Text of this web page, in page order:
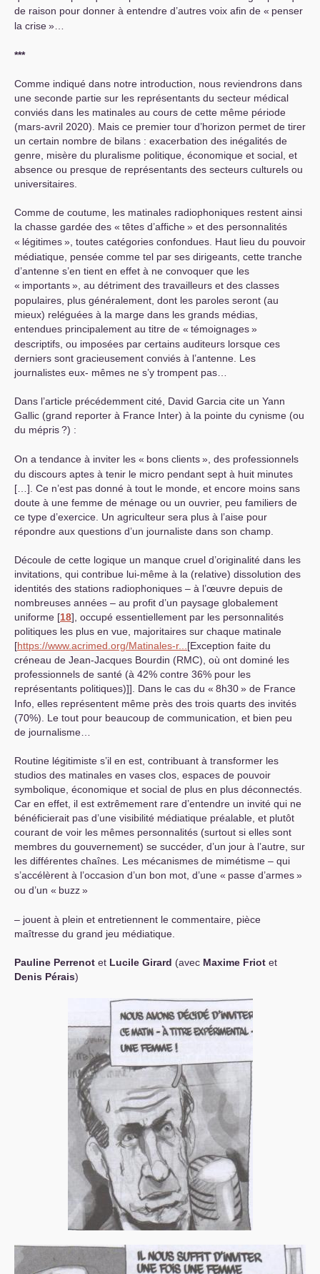
de raison pour donner à entendre d’autres voix afin de « penser
la crise»…
***
Comme indiqué dans notre introduction, nous reviendrons dans
une seconde partie sur les représentants du secteur médical
conviés dans les matinales au cours de cette même période
(mars-avril 2020). Mais ce premier tour d’horizon permet de tirer
un certain nombre de bilans : exacerbation des inégalités de
genre, misère du pluralisme politique, économique et social, et
absence ou presque de représentants des secteurs culturels ou
universitaires.
Comme de coutume, les matinales radiophoniques restent ainsi
la chasse gardée des « têtes d’affiche» et des personnalités
« légitimes», toutes catégories confondues. Haut lieu du pouvoir
médiatique, pensée comme tel par ses dirigeants, cette tranche
d’antenne s’en tient en effet à ne convoquer que les
« importants», au détriment des travailleurs et des classes
populaires, plus généralement, dont les paroles seront (au
mieux) reléguées à la marge dans les grands médias,
entendues principalement au titre de « témoignages»
descriptifs, ou imposées par certains auditeurs lorsque ces
derniers sont gracieusement conviés à l’antenne. Les
journalistes eux- mêmes ne s’y trompent pas…
Dans l’article précédemment cité, David Garcia cite un Yann
Gallic (grand reporter à France Inter) à la pointe du cynisme (ou
du mépris?) :
On a tendance à inviter les « bons clients», des professionnels
du discours aptes à tenir le micro pendant sept à huit minutes
[…]. Ce n’est pas donné à tout le monde, et encore moins sans
doute à une femme de ménage ou un ouvrier, peu familiers de
ce type d’exercice. Un agriculteur sera plus à l’aise pour
répondre aux questions d’un journaliste dans son champ.
Découle de cette logique un manque cruel d’originalité dans les
invitations, qui contribue lui-même à la (relative) dissolution des
identités des stations radiophoniques – à l’œuvre depuis de
nombreuses années – au profit d’un paysage globalement
uniforme [18] , occupé essentiellement par les personnalités
politiques les plus en vue, majoritaires sur chaque matinale
[https://www.acrimed.org/Matinales-r... [Exception faite du
créneau de Jean-Jacques Bourdin (RMC), où ont dominé les
professionnels de santé (à 42% contre 36% pour les
représentants politiques)]]. Dans le cas du « 8h30» de France
Info, elles représentent même près des trois quarts des invités
(70%). Le tout pour beaucoup de communication, et bien peu
de journalisme…
Routine légitimiste s’il en est, contribuant à transformer les
studios des matinales en vases clos, espaces de pouvoir
symbolique, économique et social de plus en plus déconnectés.
Car en effet, il est extrêmement rare d’entendre un invité qui ne
bénéficierait pas d’une visibilité médiatique préalable, et plutôt
courant de voir les mêmes personnalités (surtout si elles sont
membres du gouvernement) se succéder, d’un jour à l’autre, sur
les différentes chaînes. Les mécanismes de mimétisme – qui
s’accélèrent à l’occasion d’un bon mot, d’une « passe d’armes»
ou d’un « buzz»
– jouent à plein et entretiennent le commentaire, pièce
maîtresse du grand jeu médiatique.
Pauline Perrenot et Lucile Girard (avec Maxime Friot et
Denis Pérais)